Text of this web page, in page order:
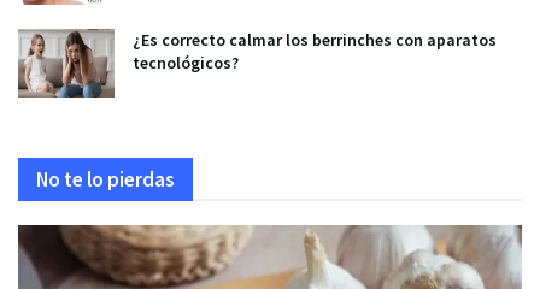
¿Es correcto calmar los berrinches con aparatos
tecnológicos?
No te lo pierdas